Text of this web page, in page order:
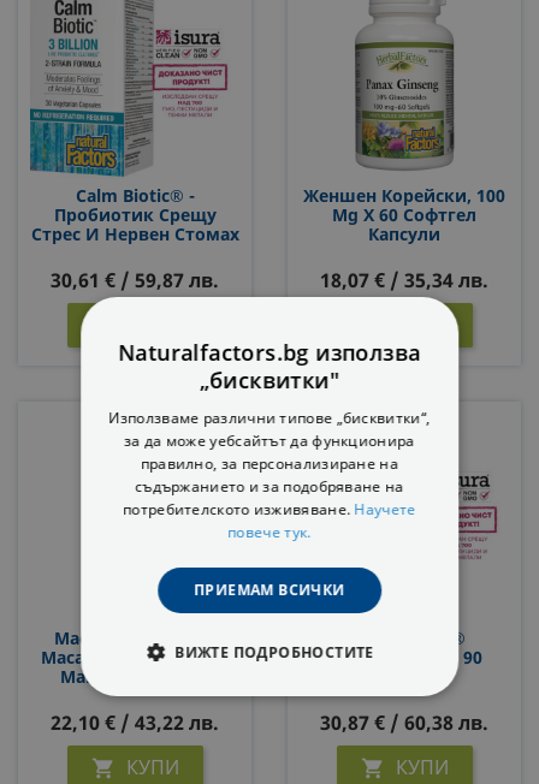
Calm Biotic® -
Пробиотик Срещу
Стрес И Нервен Стомах
Пробиотици, 2 Щама,
30 Капсули
30,61 € / 59,87 лв.
Женшен Корейски, 100
Mg X 60 Софтгел
Капсули
18,07 € / 35,34 лв.
MacaRich® Organic
Maca Concentrate 4:1/
Мака 500 Mg Х 90
Капсули
22,10 € / 43,22 лв.
 КУПИ
AdrenaSense®
WomenSense®, 90
30,87 € / 60,38 лв.
 КУПИ
Naturalfactors.bg използва
„бисквитки"
Използваме различни типове „бисквитки“,
за да може уебсайтът да функционира
правилно, за персонализиране на
съдържанието и за подобряване на
потребителското изживяване. Научете
повече тук.
ПРИЕМАМ ВСИЧКИ
ВИЖТЕ ПОДРОБНОСТИТЕ
СТАТИСТИЧЕСКИ